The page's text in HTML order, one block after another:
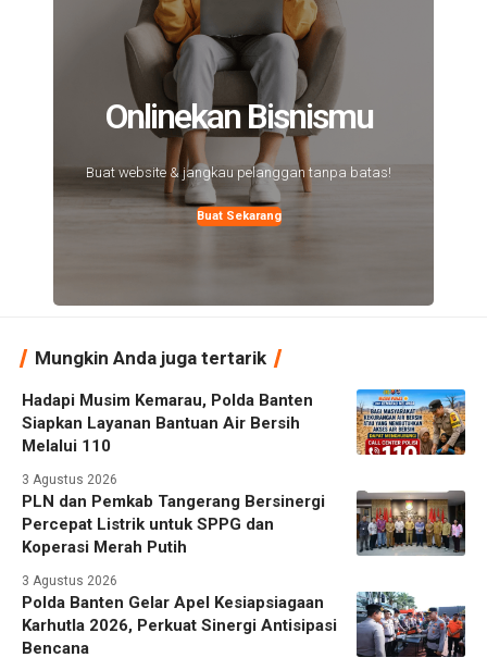
Onlinekan Bisnismu
Buat website & jangkau pelanggan tanpa batas!
Buat Sekarang
Mungkin Anda juga tertarik
Hadapi Musim Kemarau, Polda Banten
Siapkan Layanan Bantuan Air Bersih
Melalui 110
3 Agustus 2026
PLN dan Pemkab Tangerang Bersinergi
Percepat Listrik untuk SPPG dan
Koperasi Merah Putih
3 Agustus 2026
Polda Banten Gelar Apel Kesiapsiagaan
Karhutla 2026, Perkuat Sinergi Antisipasi
Bencana